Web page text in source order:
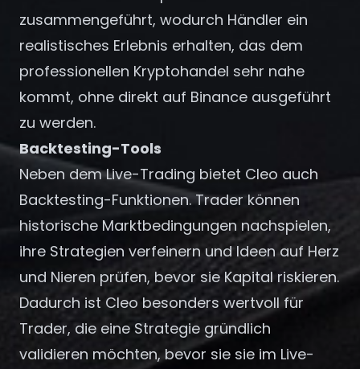
zusammengeführt, wodurch Händler ein
realistisches Erlebnis erhalten, das dem
professionellen Kryptohandel sehr nahe
kommt, ohne direkt auf Binance ausgeführt
zu werden.
Backtesting-Tools
Neben dem Live-Trading bietet Cleo auch
Backtesting-Funktionen. Trader können
historische Marktbedingungen nachspielen,
ihre Strategien verfeinern und Ideen auf Herz
und Nieren prüfen, bevor sie Kapital riskieren.
Dadurch ist Cleo besonders wertvoll für
Trader, die eine Strategie gründlich
validieren möchten, bevor sie sie im Live-